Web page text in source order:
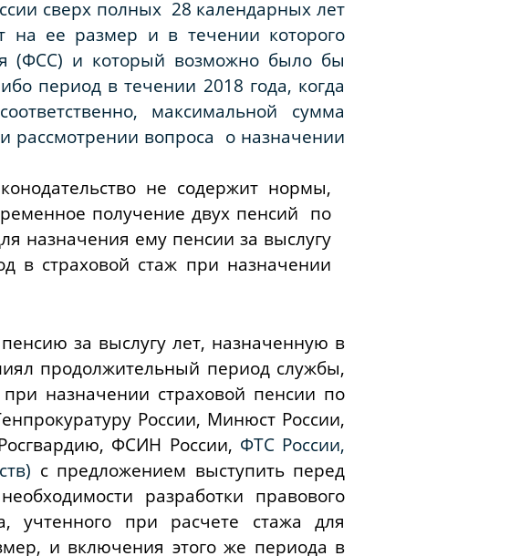
сверх полных 28 календарных лет
ее размер и в течении которого
(ФСС) и который возможно было бы
период в течении 2018 года, когда
максимальной сумма
рассмотрении вопроса о назначении
не содержит нормы,
получение двух пенсий по
назначения ему пенсии за выслугу
в страховой стаж при назначении
за выслугу лет, назначенную в
продолжительный период службы,
назначении страховой пенсии по
России, Минюст России,
ФСИН России, ФТС России,
с предложением выступить перед
разработки правового
учтенного при расчете стажа для
и включения этого же периода в